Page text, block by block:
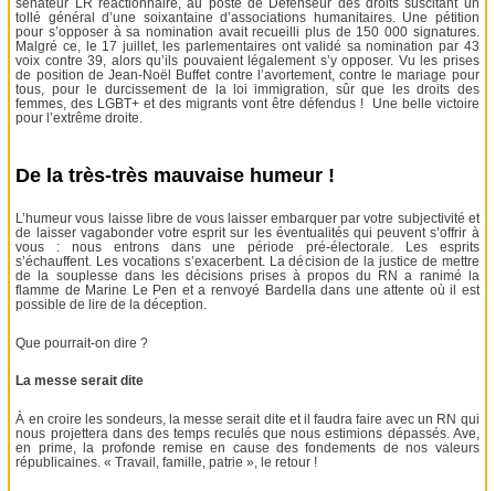
sénateur LR réactionnaire, au poste de Défenseur des droits suscitant un
tollé général d’une soixantaine d’associations humanitaires. Une pétition
pour s’opposer à sa nomination avait recueilli plus de 150 000 signatures.
Malgré ce, le 17 juillet, les parlementaires ont validé sa nomination par 43
voix contre 39, alors qu’ils pouvaient légalement s’y opposer. Vu les prises
de position de Jean-Noël Buffet contre l’avortement, contre le mariage pour
tous, pour le durcissement de la loi immigration, sûr que les droits des
femmes, des LGBT+ et des migrants vont être défendus ! Une belle victoire
pour l’extrême droite.
De la très-très mauvaise humeur !
L’humeur vous laisse libre de vous laisser embarquer par votre subjectivité et
de laisser vagabonder votre esprit sur les éventualités qui peuvent s’offrir à
vous : nous entrons dans une période pré-électorale. Les esprits
s’échauffent. Les vocations s’exacerbent. La décision de la justice de mettre
de la souplesse dans les décisions prises à propos du RN a ranimé la
flamme de Marine Le Pen et a renvoyé Bardella dans une attente où il est
possible de lire de la déception.
Que pourrait-on dire ?
La messe serait dite
À en croire les sondeurs, la messe serait dite et il faudra faire avec un RN qui
nous projettera dans des temps reculés que nous estimions dépassés. Ave,
en prime, la profonde remise en cause des fondements de nos valeurs
républicaines. « Travail, famille, patrie », le retour !